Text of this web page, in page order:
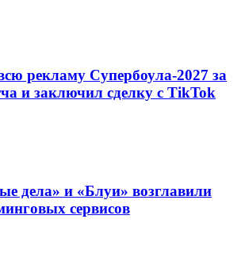
рекламу Супербоула-2027 за
и заключил сделку с TikTok
дела» и «Блуи» возглавили
сервисов